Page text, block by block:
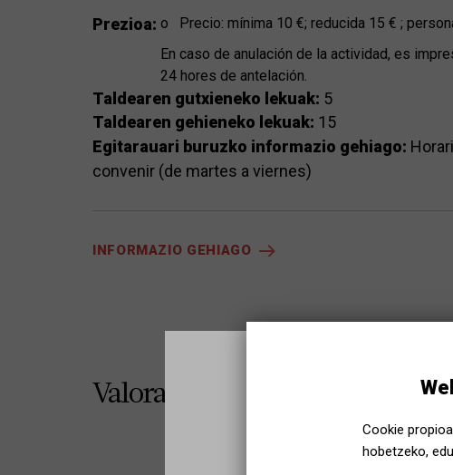
Prezioa: o Precio: mínima 10 €; reducida 15 € ;
En caso de anulación de la actividad, es
24 hores de antelación.
Taldearen gutxieneko lekuak: 5
Taldearen gehieneko lekuak: 15
Egitarauari buruzko informazio gehiago:
convenir (de martes a viernes)
INFORMAZIO GEHIAGO
Valoraciones
Cookie
hobetzeko,